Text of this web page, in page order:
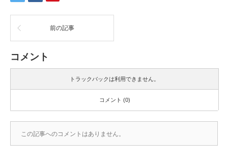
前の記事
コメント
トラックバックは利用できません。
コメント (0)
この記事へのコメントはありません。